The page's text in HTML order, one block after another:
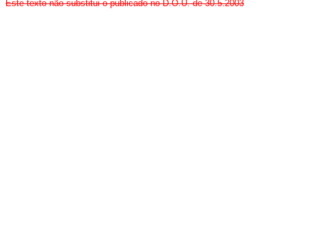
Este texto não substitui o publicado no D.O.U. de 30.5.2003